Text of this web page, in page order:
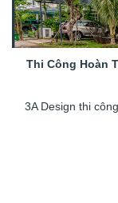
Thi Công Hoàn
3A Design thi